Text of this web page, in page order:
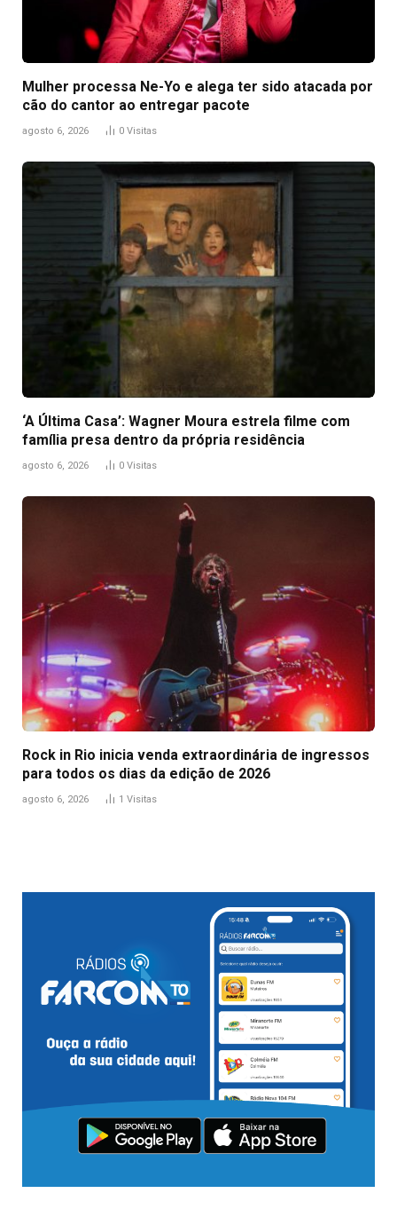
Mulher processa Ne-Yo e alega ter sido atacada por
cão do cantor ao entregar pacote
agosto 6, 2026 0 Visitas
‘A Última Casa’: Wagner Moura estrela filme com
família presa dentro da própria residência
agosto 6, 2026 0 Visitas
Rock in Rio inicia venda extraordinária de ingressos
para todos os dias da edição de 2026
agosto 6, 2026 1 Visitas